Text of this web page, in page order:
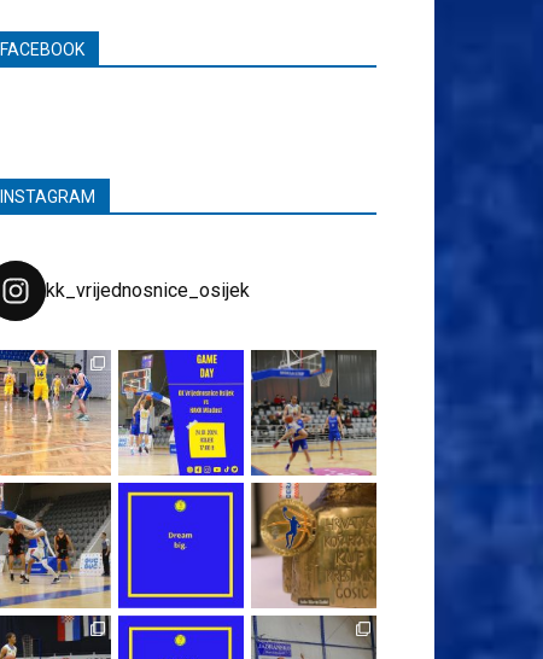
FACEBOOK
INSTAGRAM
kk_vrijednosnice_osijek